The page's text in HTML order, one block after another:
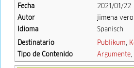
Fecha
2021/01/22
Autor
jimena
Idioma
Spanisch
Destinatario
Publikum,
Tipo de Contenido
Argumente,